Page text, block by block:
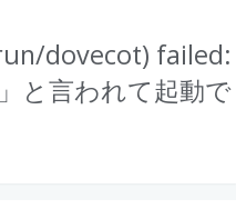
dovecot) failed:
と言われて起動で